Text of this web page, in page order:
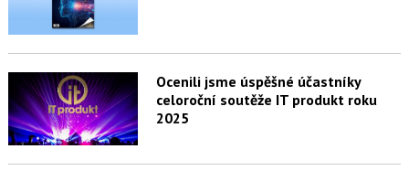
Ocenili jsme úspěšné účastníky
celoroční soutěže IT produkt roku
2025